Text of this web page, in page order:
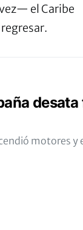
el Caribe
desata
motores